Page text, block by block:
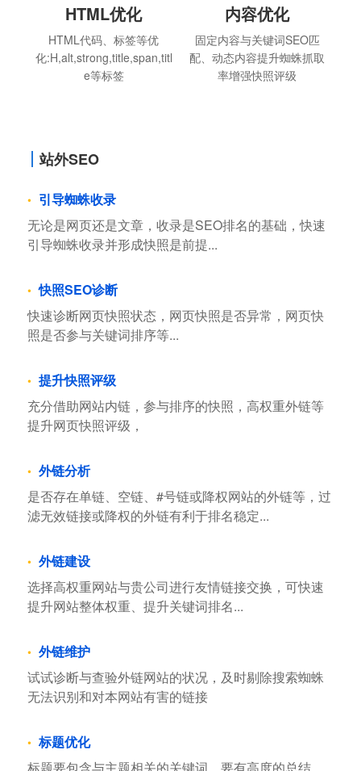
HTML优化
HTML代码、标签等优
化:H,alt,strong,title,span,titl
e等标签
内容优化
固定内容与关键词SEO匹
配、动态内容提升蜘蛛抓取
率增强快照评级
站外SEO
引导蜘蛛收录
无论是网页还是文章，收录是SEO排名的基础，快速
引导蜘蛛收录并形成快照是前提...
快照SEO诊断
快速诊断网页快照状态，网页快照是否异常，网页快
照是否参与关键词排序等...
提升快照评级
充分借助网站内链，参与排序的快照，高权重外链等
提升网页快照评级，
外链分析
是否存在单链、空链、#号链或降权网站的外链等，过
滤无效链接或降权的外链有利于排名稳定...
外链建设
选择高权重网站与贵公司进行友情链接交换，可快速
提升网站整体权重、提升关键词排名...
外链维护
试试诊断与查验外链网站的状况，及时剔除搜索蜘蛛
无法识别和对本网站有害的链接
标题优化